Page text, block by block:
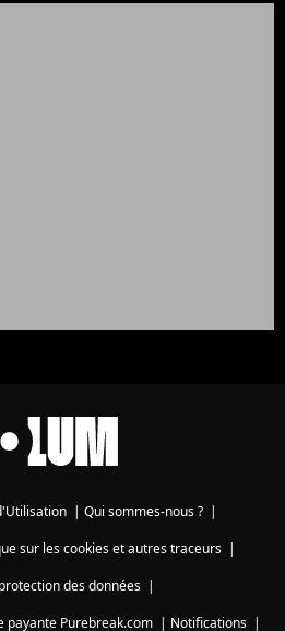
| Qui sommes-nous ? |
sur les cookies et autres traceurs|
des données|
payante Purebreak.com | Notifications |